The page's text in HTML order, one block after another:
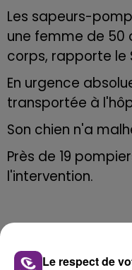
Les sapeurs-
une femme de 50
corps, rapporte le
En urgence
transportée à
Son chien n'a
Près de 19
l'intervention.
FIL D'ACTU
Le respect de